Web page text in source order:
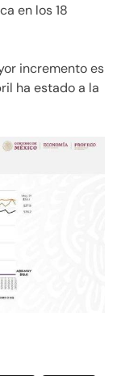
en los 18
incremento es
ha estado a la